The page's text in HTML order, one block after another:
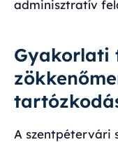
adminisztratív
Gyakorlati
A szentpétervári